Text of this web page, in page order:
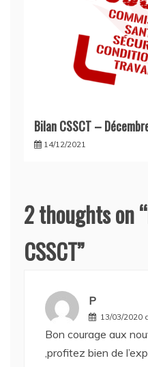
Bilan CSSCT –
14/12/2021
2 thoughts on “
CSSCT”
P
13/03/2020
Bon courage aux
,profitez bien de